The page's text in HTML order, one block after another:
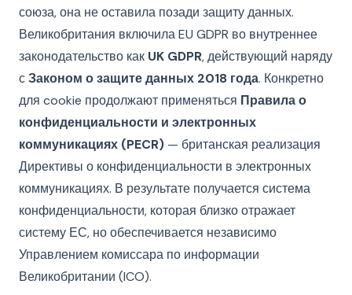
союза, она не оставила позади защиту данных.
Великобритания включила EU GDPR во внутреннее
законодательство как UK GDPR, действующий наряду
сЗаконом о защите данных 2018 года. Конкретно
для cookie продолжают применяться Правила о
конфиденциальности и электронных
коммуникациях (PECR) — британская реализация
Директивы о конфиденциальности в электронных
коммуникациях. В результате получается система
конфиденциальности, которая близко отражает
систему ЕС, но обеспечивается независимо
Управлением комиссара по информации
Великобритании (ICO).